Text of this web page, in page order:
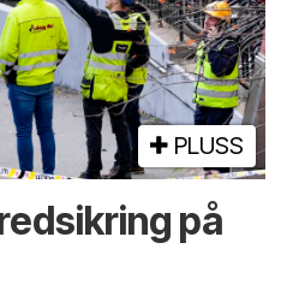
PLUSS
på